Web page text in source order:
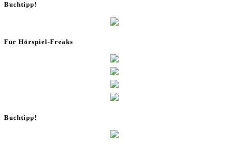
Buch­tipp!
Für Hör­spiel-Freaks
Buch­tipp!